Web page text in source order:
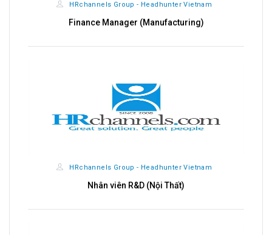
HRchannels Group - Headhunter Vietnam
Finance Manager (Manufacturing)
HRchannels Group - Headhunter Vietnam
Nhân viên R&D (Nội Thất)